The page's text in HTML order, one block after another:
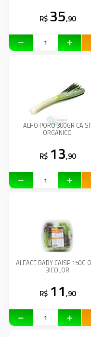
R$ 35,90
ALHO PORO 300GR
ORGANICO
R$ 13,90
ALFACE BABY CAISP 150G
BICOLOR
R$ 11,90